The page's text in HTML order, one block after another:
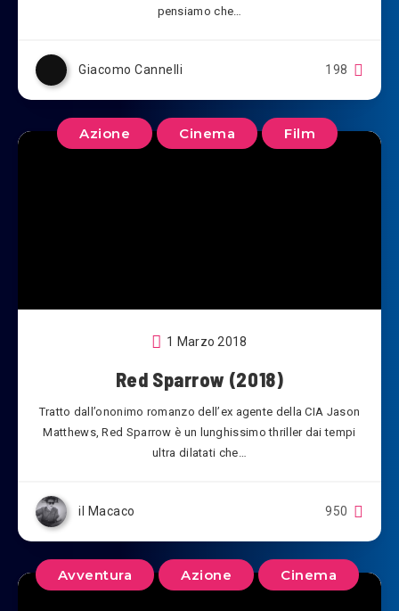
pensiamo che…
Giacomo Cannelli 198
Azione Cinema Film
1 Marzo 2018
Red Sparrow (2018)
Tratto dall’ononimo romanzo dell’ex agente della CIA Jason
Matthews, Red Sparrow è un lunghissimo thriller dai tempi
ultra dilatati che…
il Macaco 950
Avventura Azione Cinema